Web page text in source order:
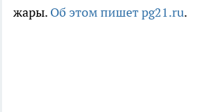
жары. Об этом пишет pg21.ru.